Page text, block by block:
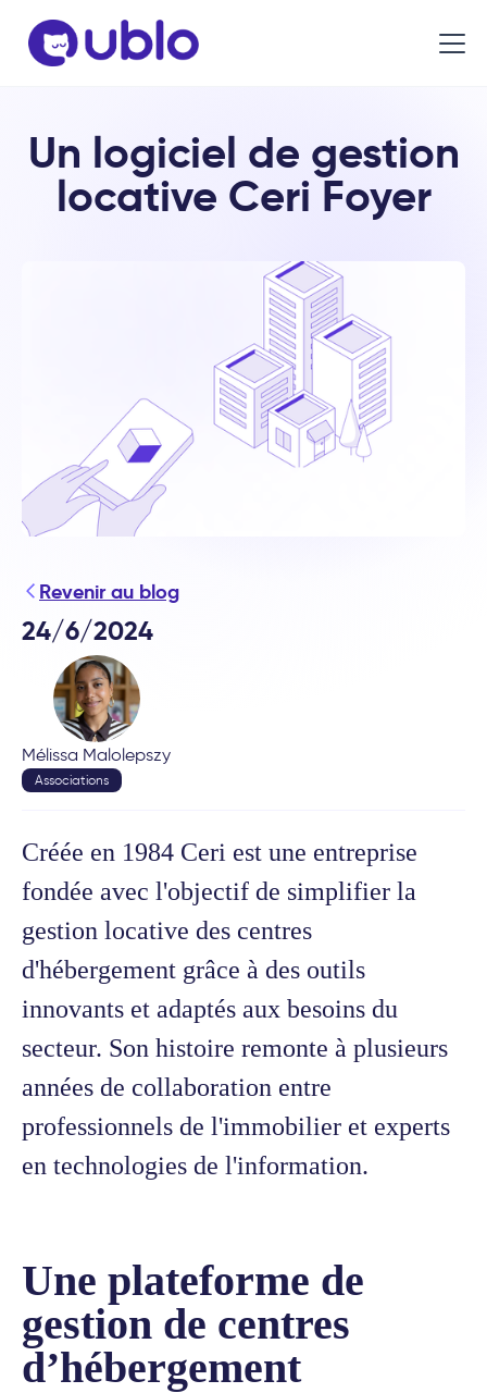
Un logiciel de gestion
locative Ceri Foyer
Revenir au blog
24/6/2024
Mélissa Malolepszy
Associations
Créée en 1984 Ceri est une entreprise
fondée avec l'objectif de simplifier la
gestion locative des centres
d'hébergement grâce à des outils
innovants et adaptés aux besoins du
secteur. Son histoire remonte à plusieurs
années de collaboration entre
professionnels de l'immobilier et experts
en technologies de l'information.
Une plateforme de
gestion de centres
d’hébergement